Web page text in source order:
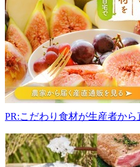
フ
ァ
ー
ム
963-
0201
福
島
県
郡
山
市
大
PR:こだわり食材が生産者から